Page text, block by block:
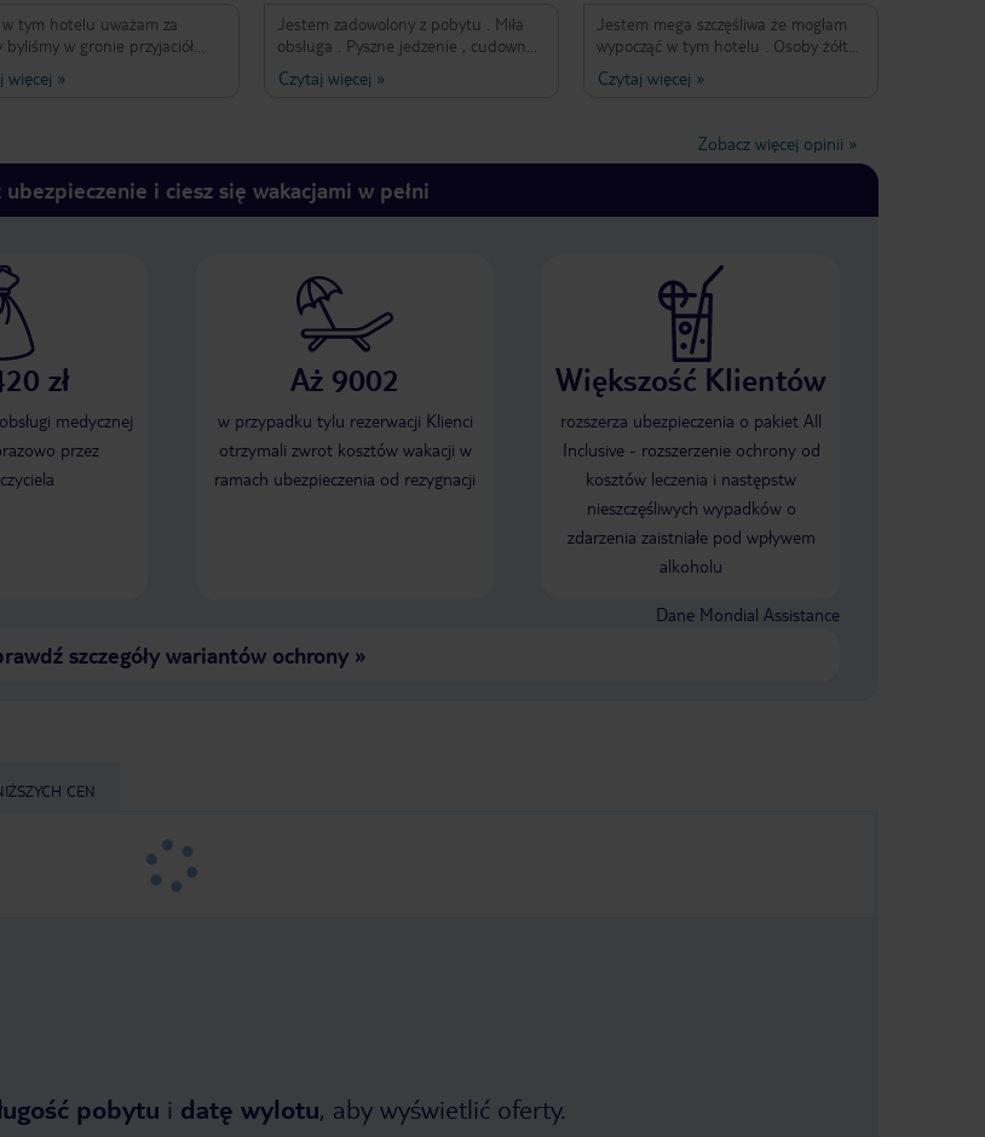
tym hotelu uważam za
byliśmy w gronie przyjaciół.
piękny duży ogród pokoje
sprzątane gości sporo
w innych krajach ostatnio
chce.
więcej »
Jestem zadowolony z pobytu . Miła
obsługa . Pyszne jedzenie , cudowne
widoki na góry . Atrakcje w hotelu na
wysokim poziomie . Organizowanie
Czytaj więcej »
Jestem mega szczęśliwa że mogłam
wypocząć w tym hotelu . Osoby żółta
koszulka i niebieska koszulka (do
pracy) na wysokim poziomie .
atrakcji . Będę miło wspominać ten
Czytaj więcej »
Zobacz więcej opinii »
ubezpieczenie i ciesz się wakacjami w pełni
zł
medycznej
przez
Aż 9002
w przypadku tylu rezerwacji Klienci
otrzymali zwrot kosztów wakacji w
ramach ubezpieczenia od rezygnacji
Większość Klientów
rozszerza ubezpieczenia o pakiet All
Inclusive - rozszerzenie ochrony od
kosztów leczenia i następstw
nieszczęśliwych wypadków o
zdarzenia zaistniałe pod wpływem
alkoholu
Dane Mondial Assistance
szczegóły wariantów ochrony»
CEN
pobytu i datę wylotu, aby wyświetlić oferty.